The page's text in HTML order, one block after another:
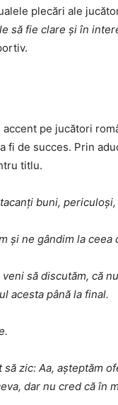
plecări ale
să fie clare și în
pe jucători
de succes. Prin
titlu.
buni,
ne gândim la ceea
să discutăm, că
acesta până la final.
zic: Aa, așteptăm
dar nu cred că în